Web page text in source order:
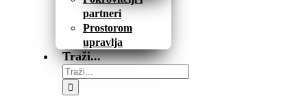
partneri
Prostorom
upravlja
Traži...